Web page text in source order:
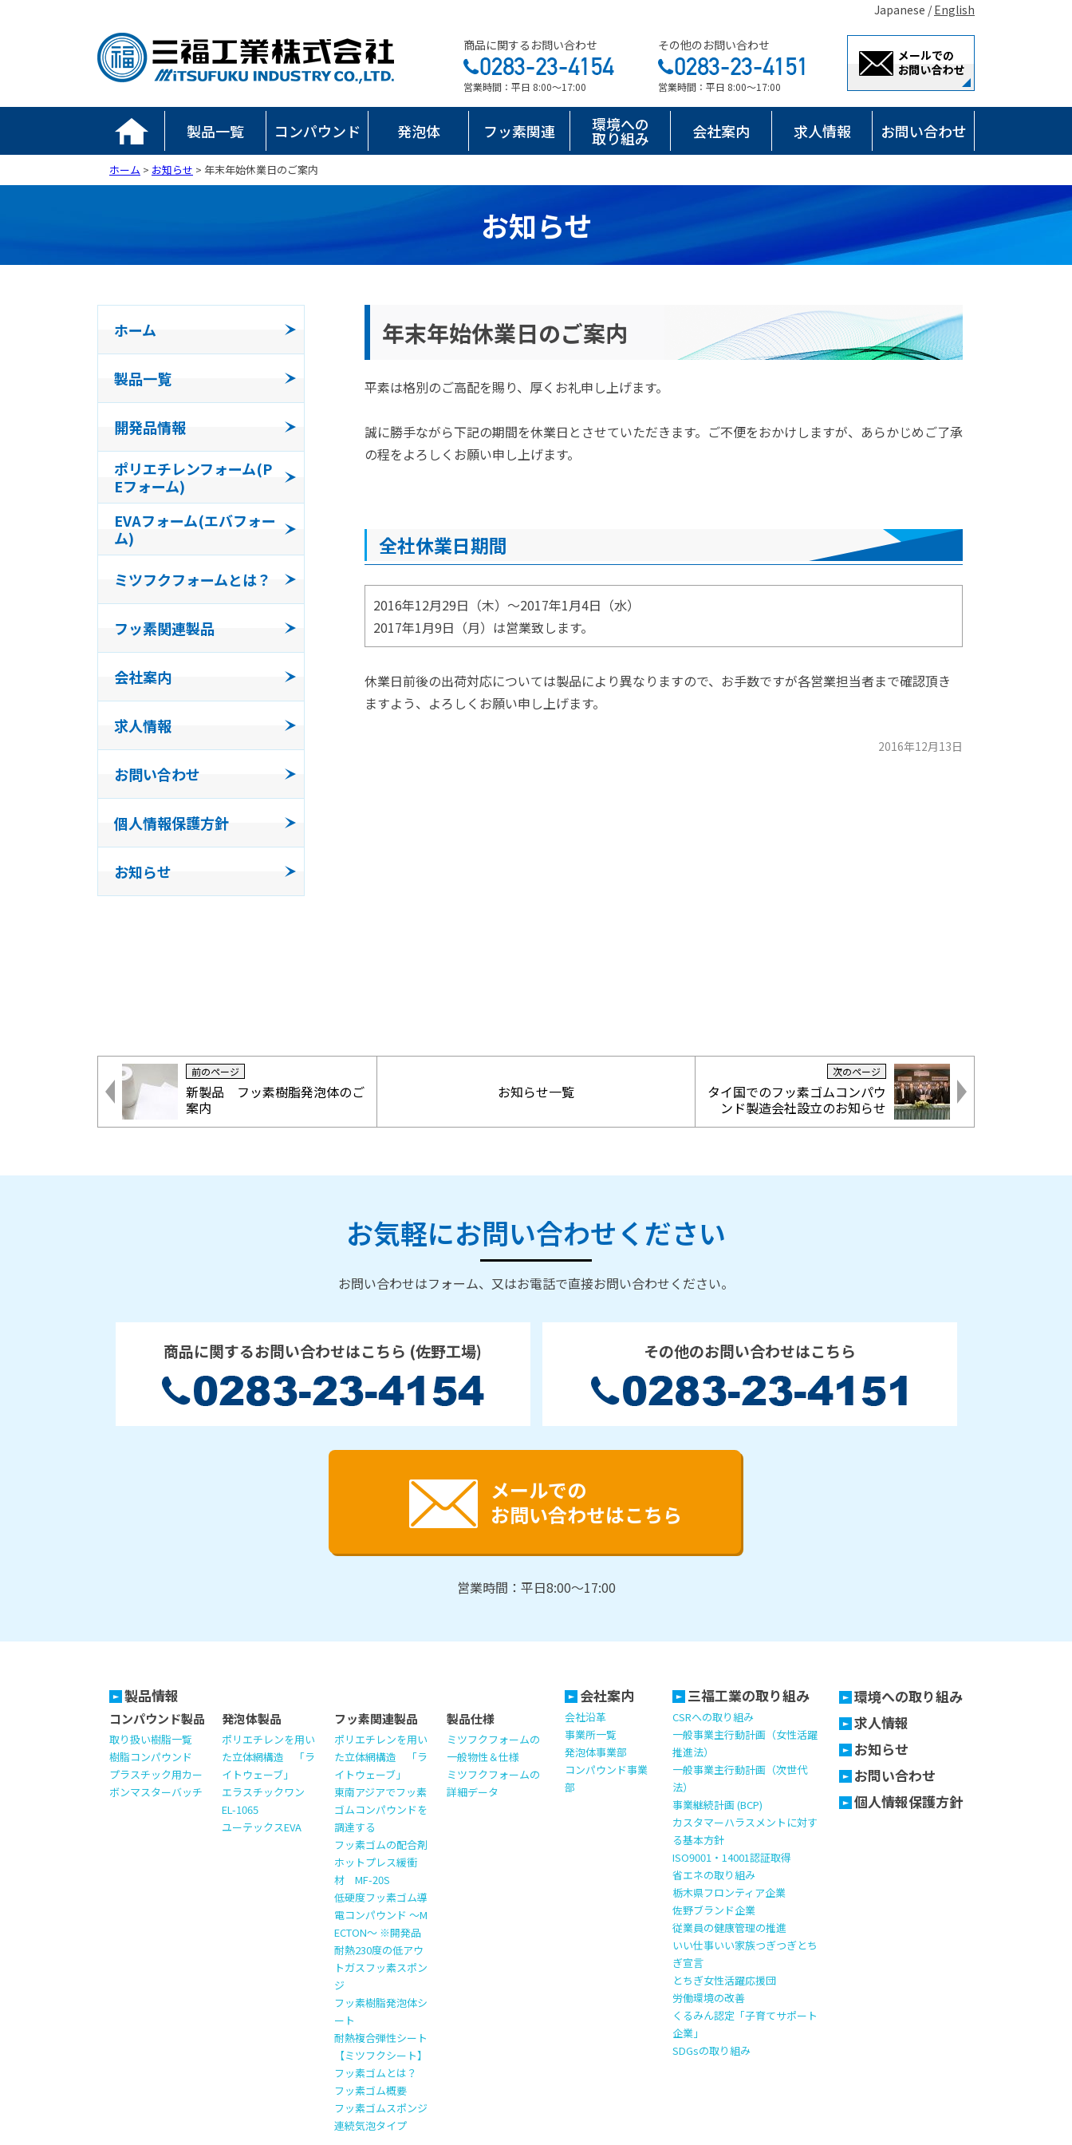
Japanese /English
商品に関するお問い合わせ
営業時間：平日 8:00～17:00
その他のお問い合わせ
営業時間：平日 8:00～17:00
製品一覧 コンパウンド 発泡体 フッ素関連 環境への
取り組み 会社案内 求人情報 お問い合わせ
ホーム > お知らせ > 年末年始休業日のご案内
お知らせ
年末年始休業日のご案内
平素は格別のご高配を賜り、厚くお礼申し上げます。
誠に勝手ながら下記の期間を休業日とさせていただきます。ご不便をおかけしますが、あらかじめご了承
の程をよろしくお願い申し上げます。
全社休業日期間
2016年12月29日（木）～2017年1月4日（水）
2017年1月9日（月）は営業致します。
休業日前後の出荷対応については製品により異なりますので、お手数ですが各営業担当者まで確認頂き
ますよう、よろしくお願い申し上げます。
2016年12月13日
ホーム
製品一覧 コンパウンド製品
発泡体製品
開発品情報
ポリエチレンフォーム(P
Eフォーム)
EVAフォーム(エバフォー
ム)
ミツフクフォームとは？
フッ素関連製品
会社案内 会社沿革
求人情報
お問い合わせ
個人情報保護方針
お知らせ
前のページ
新製品 フッ素樹脂発泡体のご
案内
お知らせ一覧
次のページ
タイ国でのフッ素ゴムコンパウ
ンド製造会社設立のお知らせ
お気軽にお問い合わせください
お問い合わせはフォーム、又はお電話で直接お問い合わせください。
商品に関するお問い合わせはこちら (佐野工場) その他のお問い合わせはこちら
メールでの
お問い合わせはこちら
営業時間：平日8:00～17:00
製品情報
コンパウンド製品
取り扱い樹脂一覧
樹脂コンパウンド
プラスチック用カー
ボンマスターバッチ
発泡体製品
ポリエチレンを用い
た立体網構造 「ラ
イトウェーブ」
エラスチックワン
EL-1065
ユーテックスEVA
フッ素関連製品
ポリエチレンを用い
た立体網構造 「ラ
イトウェーブ」
東南アジアでフッ素
ゴムコンパウンドを
調達する
フッ素ゴムの配合剤
ホットプレス緩衝
材 MF-20S
低硬度フッ素ゴム導
電コンパウンド ～M
ECTON～ ※開発品
耐熱230度の低アウ
トガスフッ素スポン
ジ
フッ素樹脂発泡体シ
ート
耐熱複合弾性シート
【ミツフクシート】
フッ素ゴムとは？
フッ素ゴム概要
フッ素ゴムスポンジ
連続気泡タイプ
製品仕様
ミツフクフォームの
一般物性＆仕様
ミツフクフォームの
詳細データ
会社案内
会社沿革
事業所一覧
発泡体事業部
コンパウンド事業
部
三福工業の取り組み
CSRへの取り組み
一般事業主行動計画（女性活躍
推進法）
一般事業主行動計画（次世代
法）
事業継続計画 (BCP)
カスタマーハラスメントに対す
る基本方針
ISO9001・14001認証取得
省エネの取り組み
栃木県フロンティア企業
佐野ブランド企業
従業員の健康管理の推進
いい仕事いい家族つぎつぎとち
ぎ宣言
とちぎ女性活躍応援団
労働環境の改善
くるみん認定「子育てサポート
企業」
SDGsの取り組み
環境への取り組み
求人情報
お知らせ
お問い合わせ
個人情報保護方針